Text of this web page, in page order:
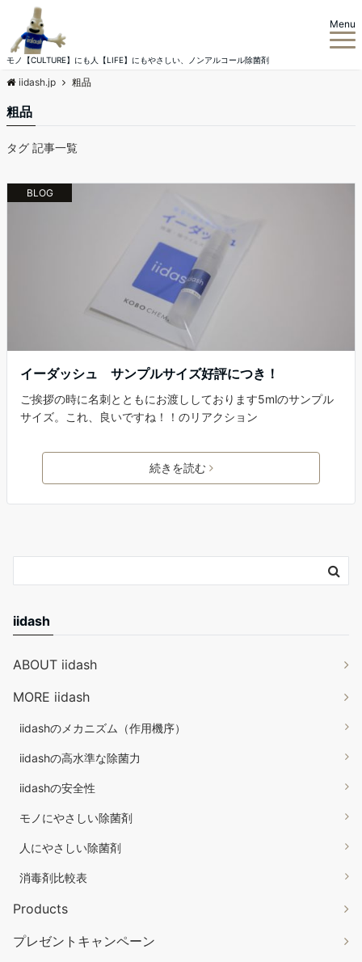
モノ【CULTURE】にも人【LIFE】にもやさしい、ノンアルコール除菌剤
Menu
iidash.jp 粗品
粗品
タグ 記事一覧
BLOG
イーダッシュ サンプルサイズ好評につき！
ご挨拶の時に名刺とともにお渡ししております5mlのサンプル
サイズ。これ、良いですね！！のリアクション
続きを読む
iidash
ABOUT iidash
MORE iidash
iidashのメカニズム（作用機序）
iidashの高水準な除菌力
iidashの安全性
モノにやさしい除菌剤
人にやさしい除菌剤
消毒剤比較表
Products
プレゼントキャンペーン